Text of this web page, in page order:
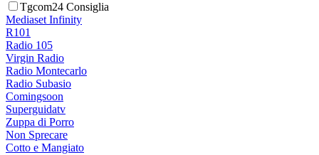
Tgcom24 Consiglia
Mediaset Infinity
R101
Radio 105
Virgin Radio
Radio Montecarlo
Radio Subasio
Comingsoon
Superguidatv
Zuppa di Porro
Non Sprecare
Cotto e Mangiato